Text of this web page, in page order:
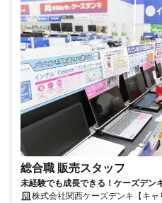
総合職 販売スタッフ
未経験でも成長できる！ケーズデン
者／積極採用中！
株式会社関西ケーズデンキ【キャ